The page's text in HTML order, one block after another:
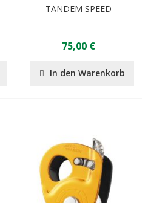
TANDEM SPEED
75,00 €
In den Warenkorb